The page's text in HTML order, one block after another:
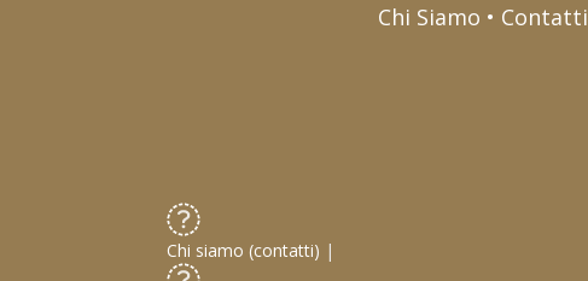
Chi Siamo • Contatti
Chi siamo (contatti) |